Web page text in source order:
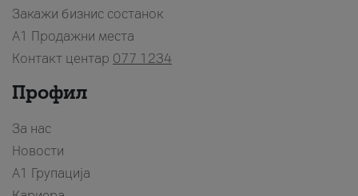
Закажи бизнис состанок
A1 Продажни места
Контакт центар 077 1234
Профил
За нас
Новости
А1 Групација